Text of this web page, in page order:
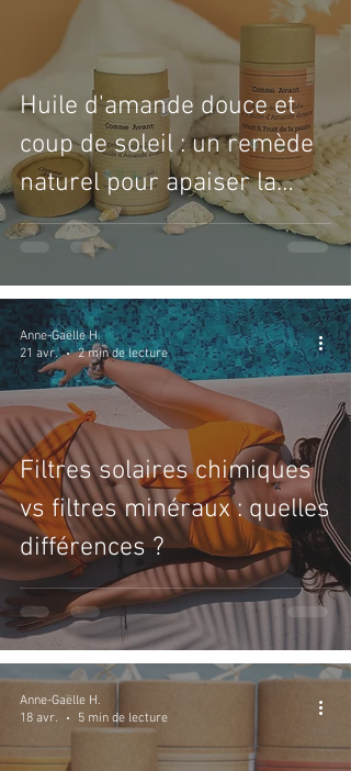
Huile d'amande douce et
coup de soleil : un remède
naturel pour apaiser la
peau
Filtres solaires chimiques
vs filtres minéraux : quelles
différences ?
Anne-Gaëlle H.
21 avr.
2 min de lecture
Anne-Gaëlle H.
18 avr.
5 min de lecture